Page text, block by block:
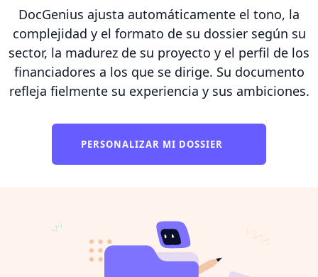
DocGenius ajusta automáticamente el tono, la
complejidad y el formato de su dossier según su
sector, la madurez de su proyecto y el perfil de los
financiadores a los que se dirige. Su documento
refleja fielmente su experiencia y sus ambiciones.
PERSONALIZAR MI DOSSIER